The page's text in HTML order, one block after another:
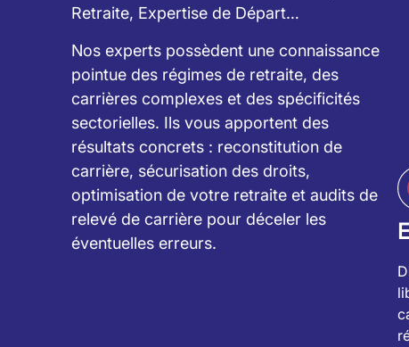
Retraite, Expertise de Départ…
Nos experts possèdent une connaissance
pointue des régimes de retraite, des
carrières complexes et des spécificités
sectorielles. Ils vous apportent des
résultats concrets : reconstitution de
carrière, sécurisation des droits,
optimisation de votre retraite et audits de
relevé de carrière pour déceler les
éventuelles erreurs.